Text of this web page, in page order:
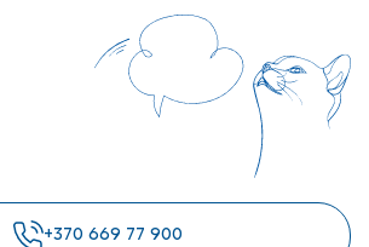
+370 669 77 900